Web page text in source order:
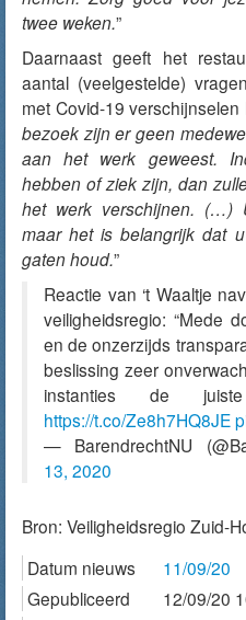
twee weken.”
Daarnaast geeft het
aantal (veelgestelde)
met Covid-19 verschijnselen
bezoek zijn er geen
aan het werk geweest.
hebben of ziek zijn, dan
het werk verschijnen. (…)
maar het is belangrijk dat
gaten houd.”
Reactie van ‘t Waaltje
veiligheidsregio: “Mede
en de onzerzijds
beslissing zeer
instanties de juiste
https://t.co/Ze8h7HQ8JE
— BarendrechtNU
13, 2020
Bron: Veiligheidsregio Zuid-
Datum nieuws
11/09/20
Gepubliceerd
12/09/20